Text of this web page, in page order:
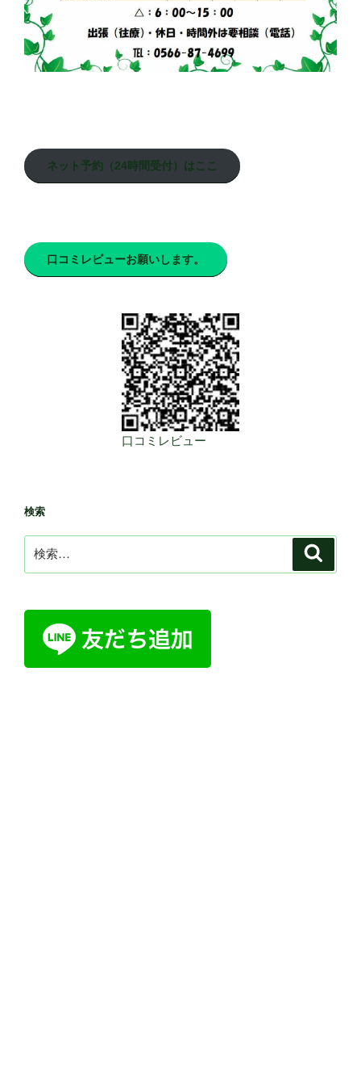
ネット予約（24時間受付）はここ
口コミレビューお願いします。
口コミレビュー
検索
索: